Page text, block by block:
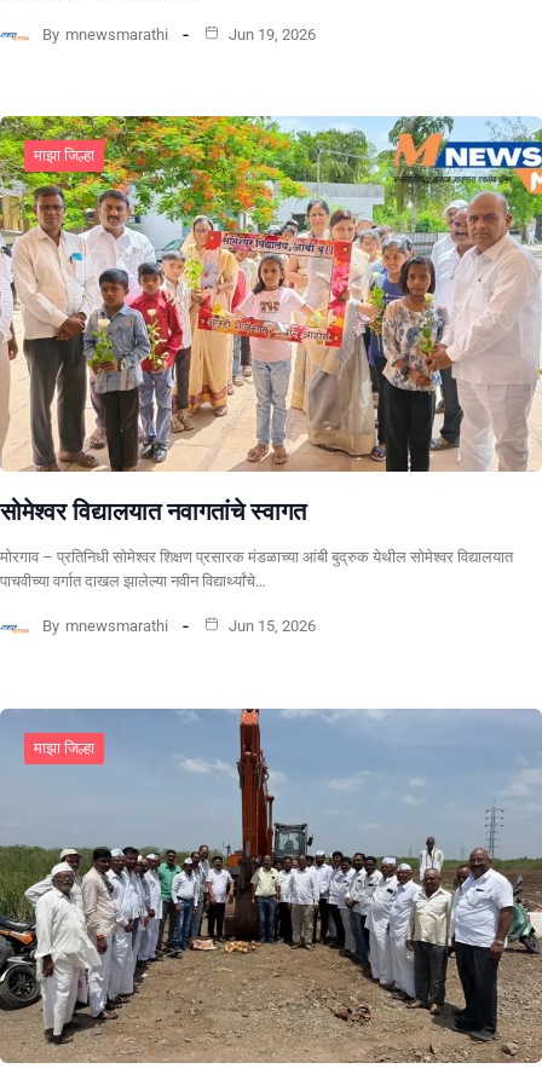
By mnewsmarathi Jun 19, 2026
माझा जिल्हा
सोमेश्वर विद्यालयात नवागतांचे स्वागत
मोरगाव – प्रतिनिधी सोमेश्वर शिक्षण प्रसारक मंडळाच्या आंबी बुद्रुक येथील सोमेश्वर विद्यालयात
पाचवीच्या वर्गात दाखल झालेल्या नवीन विद्यार्थ्यांचे…
By mnewsmarathi Jun 15, 2026
माझा जिल्हा